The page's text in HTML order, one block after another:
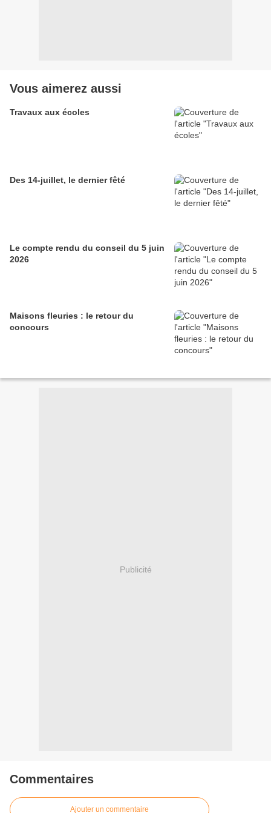
Vous aimerez aussi
Travaux aux écoles
Des 14-juillet, le dernier fêté
Le compte rendu du conseil du 5 juin
2026
Maisons fleuries : le retour du
concours
Publicité
Commentaires
Ajouter un commentaire